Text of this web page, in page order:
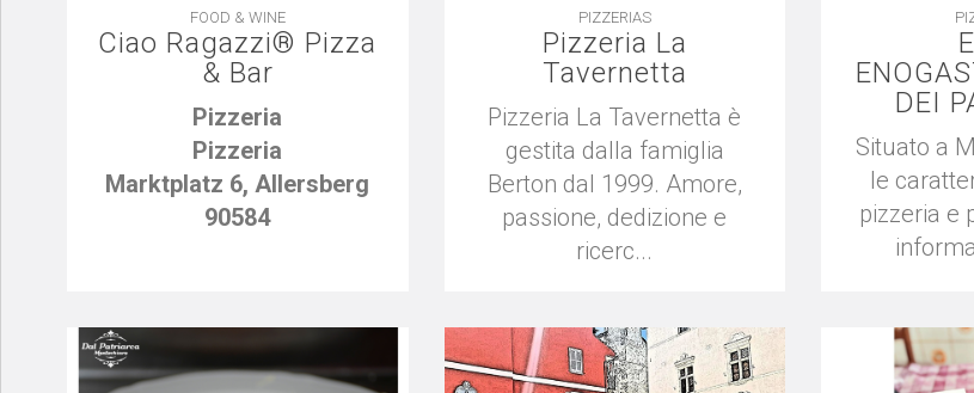
FOOD & WINE
Ciao Ragazzi® Pizza
& Bar
Pizzeria
Pizzeria
Marktplatz 6, Allersberg
90584
PIZZERIAS
Pizzeria La
Tavernetta
Pizzeria La Tavernetta è
gestita dalla famiglia
Berton dal 1999. Amore,
passione, dedizione e
ricerc...
DEI
Situato a
le
pizzeria e